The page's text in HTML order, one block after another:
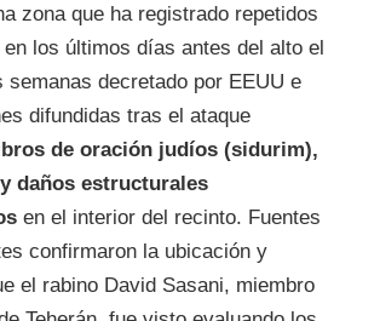
zona que ha registrado repetidos
en los últimos días antes del alto el
semanas decretado por EEUU e
difundidas tras el ataque
de oración judíos (sidurim),
daños estructurales
en el interior del recinto. Fuentes
confirmaron la ubicación y
el rabino David Sasani, miembro